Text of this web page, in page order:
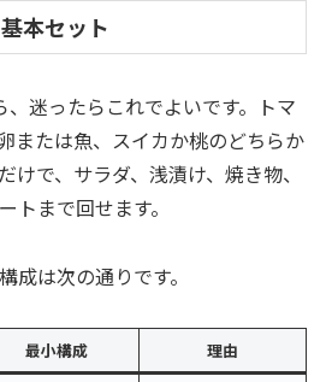
本セット
迷ったらこれでよいです。トマ
または魚、スイカか桃のどちらか
けで、サラダ、浅漬け、焼き物、
トまで回せます。
成は次の通りです。
最小構成 理由